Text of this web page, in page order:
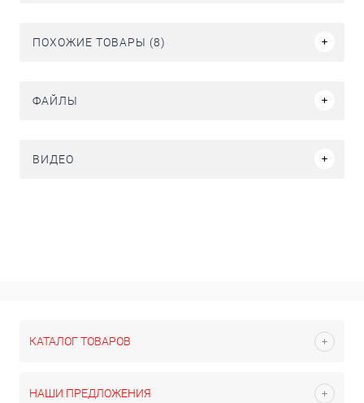
ПОХОЖИЕ ТОВАРЫ (8)
ФАЙЛЫ
ВИДЕО
КАТАЛОГ ТОВАРОВ
НАШИ ПРЕДЛОЖЕНИЯ